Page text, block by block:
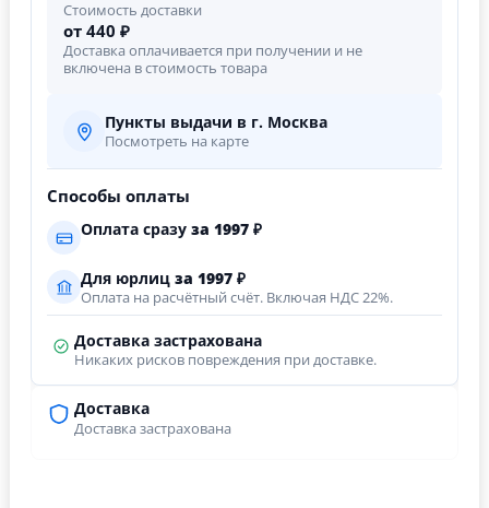
Доставка
Доставка застрахована
Стоимость доставки
от 440 ₽
Доставка оплачивается при получении и не
включена в стоимость товара
Пункты выдачи в г. Москва
Посмотреть на карте
Способы оплаты
Оплата сразу за 1997 ₽
Для юрлиц за 1997 ₽
Оплата на расчётный счёт. Включая НДС 22%.
Доставка застрахована
Никаких рисков повреждения при доставке.